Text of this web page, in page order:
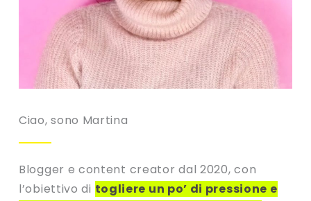
Ciao, sono Martina
Blogger e content creator dal 2020, con
l’obiettivo di togliere un po’ di pressione e